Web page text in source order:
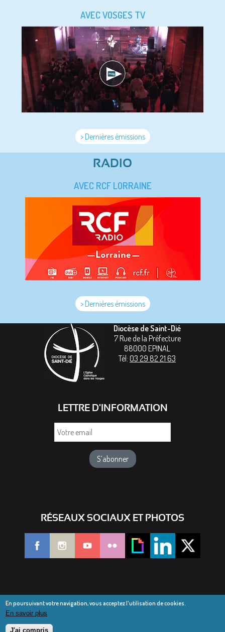
AVEC VOSGES TV
> Dernières émissions
RADIO
AVEC RCF LORRAINE
> Dernières émissions
Diocèse de Saint-Dié
7 Rue de la Préfecture
88000 EPINAL
Tél: 03 29 82 21 63
LETTRE D'INFORMATION
RÉSEAUX SOCIAUX ET PHOTOS
© Diocèse de Saint-Dié 2016-2025
En poursuivant votre navigation, vous acceptez l'utilisation de cookies.
En savoir plus
J'ai compris